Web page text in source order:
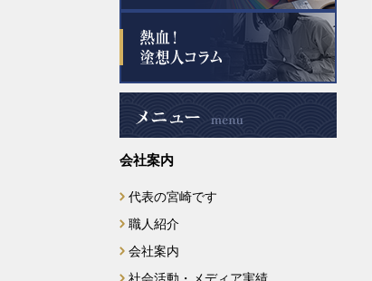
2025年5月
2025年4月
2025年3月
2025年2月
2025年1月
会社案内
代表の宮崎です
職人紹介
会社案内
社会活動・メディア実績